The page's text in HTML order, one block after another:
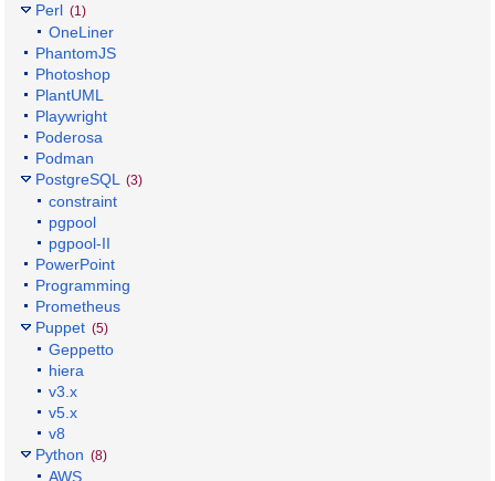
Perl (1)
OneLiner
PhantomJS
Photoshop
PlantUML
Playwright
Poderosa
Podman
PostgreSQL (3)
constraint
pgpool
pgpool-II
PowerPoint
Programming
Prometheus
Puppet (5)
Geppetto
hiera
v3.x
v5.x
v8
Python (8)
AWS